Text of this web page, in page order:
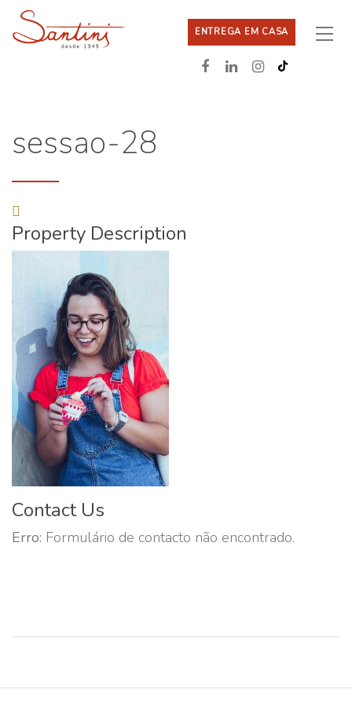
ENTREGA EM CASA
sessao-28
Property Description
Contact Us
Erro: Formulário de contacto não encontrado.